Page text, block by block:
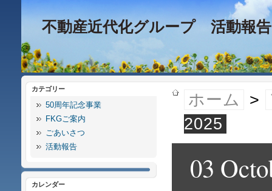
不動産近代化グループ 活動報告
ホーム >
2025
03
カテゴリー
50周年記念事業
FKGご案内
ごあいさつ
活動報告
カレンダー